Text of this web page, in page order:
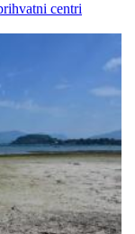
centri